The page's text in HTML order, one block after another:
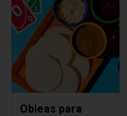
Obleas para